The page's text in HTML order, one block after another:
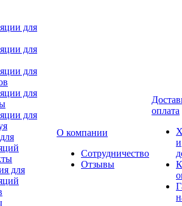
для
для
для
для
для
для
О компании
Сотрудничество
Отзывы
оплата
и